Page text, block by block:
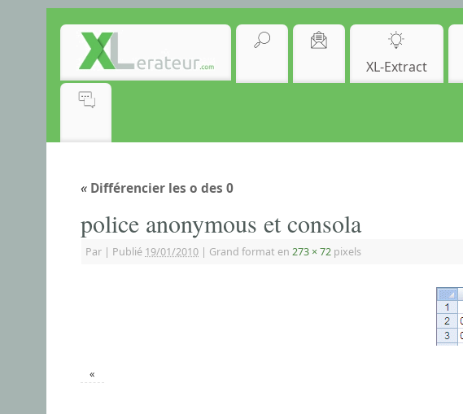
XL-Extract
« Différencier les o des 0
police anonymous et consola
Par | Publié 19/01/2010 | Grand format en 273 × 72 pixels
«